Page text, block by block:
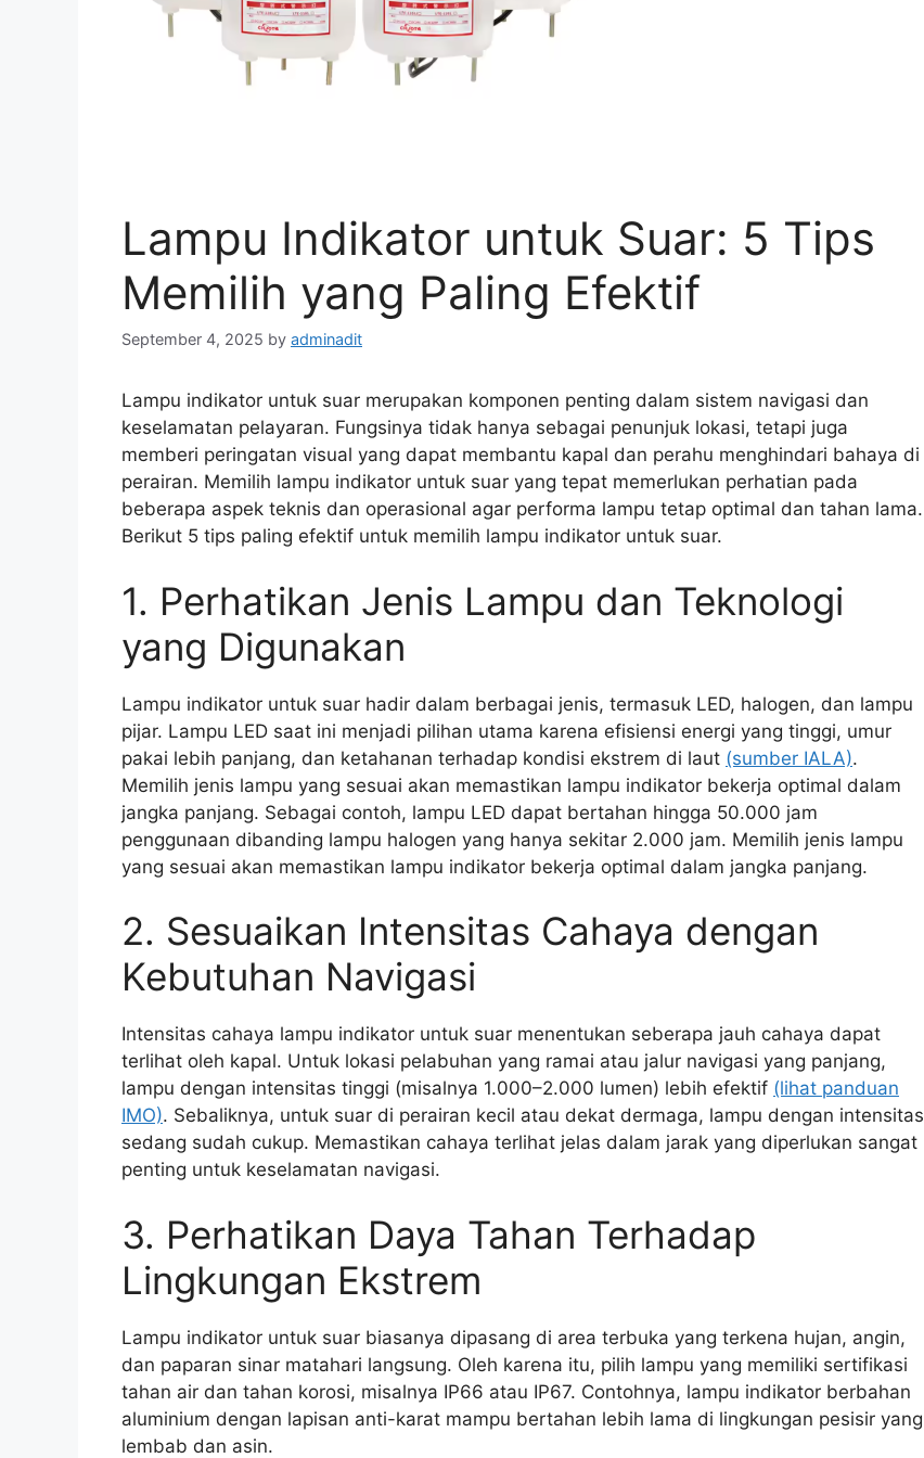
Lampu Indikator untuk Suar: 5 Tips
Memilih yang Paling Efektif
September 4, 2025 by adminadit
Lampu indikator untuk suar merupakan komponen penting dalam sistem navigasi dan
keselamatan pelayaran. Fungsinya tidak hanya sebagai penunjuk lokasi, tetapi juga
memberi peringatan visual yang dapat membantu kapal dan perahu menghindari bahaya di
perairan. Memilih lampu indikator untuk suar yang tepat memerlukan perhatian pada
beberapa aspek teknis dan operasional agar performa lampu tetap optimal dan tahan lama.
Berikut 5 tips paling efektif untuk memilih lampu indikator untuk suar.
1. Perhatikan Jenis Lampu dan Teknologi
yang Digunakan
Lampu indikator untuk suar hadir dalam berbagai jenis, termasuk LED, halogen, dan lampu
pijar. Lampu LED saat ini menjadi pilihan utama karena efisiensi energi yang tinggi, umur
pakai lebih panjang, dan ketahanan terhadap kondisi ekstrem di laut (sumber IALA).
Memilih jenis lampu yang sesuai akan memastikan lampu indikator bekerja optimal dalam
jangka panjang. Sebagai contoh, lampu LED dapat bertahan hingga 50.000 jam
penggunaan dibanding lampu halogen yang hanya sekitar 2.000 jam. Memilih jenis lampu
yang sesuai akan memastikan lampu indikator bekerja optimal dalam jangka panjang.
2. Sesuaikan Intensitas Cahaya dengan
Kebutuhan Navigasi
Intensitas cahaya lampu indikator untuk suar menentukan seberapa jauh cahaya dapat
terlihat oleh kapal. Untuk lokasi pelabuhan yang ramai atau jalur navigasi yang panjang,
lampu dengan intensitas tinggi (misalnya 1.000–2.000 lumen) lebih efektif (lihat panduan
IMO). Sebaliknya, untuk suar di perairan kecil atau dekat dermaga, lampu dengan intensitas
sedang sudah cukup. Memastikan cahaya terlihat jelas dalam jarak yang diperlukan sangat
penting untuk keselamatan navigasi.
3. Perhatikan Daya Tahan Terhadap
Lingkungan Ekstrem
Lampu indikator untuk suar biasanya dipasang di area terbuka yang terkena hujan, angin,
dan paparan sinar matahari langsung. Oleh karena itu, pilih lampu yang memiliki sertifikasi
tahan air dan tahan korosi, misalnya IP66 atau IP67. Contohnya, lampu indikator berbahan
aluminium dengan lapisan anti-karat mampu bertahan lebih lama di lingkungan pesisir yang
lembab dan asin.